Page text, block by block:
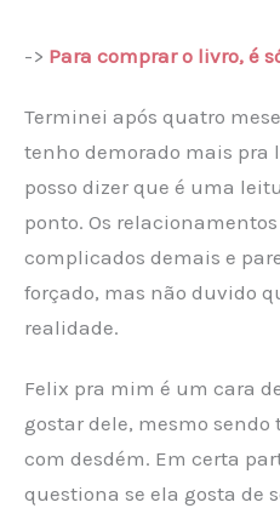
-> Para comprar o livro, é
Terminei após quatro
tenho demorado mais pra
posso dizer que é uma
ponto. Os
complicados demais e
forçado, mas não duvido
realidade.
Felix pra mim é um cara
gostar dele, mesmo
com desdém. Em certa
questiona se ela gosta de